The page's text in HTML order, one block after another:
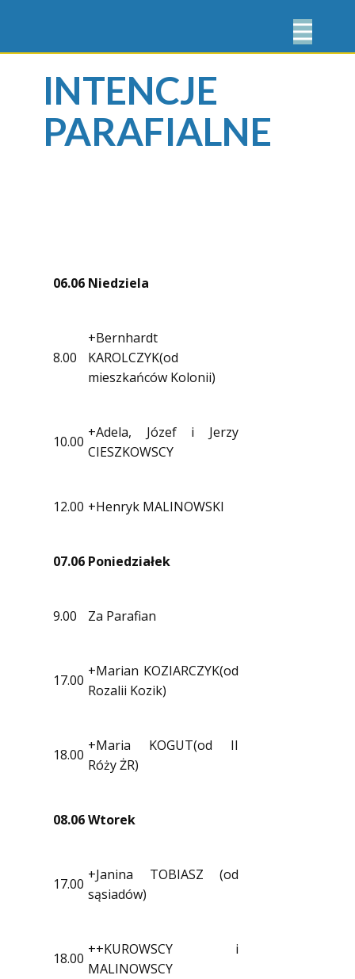
INTENCJE
PARAFIALNE
06.06 Niedziela
8.00
+Bernhardt
KAROLCZYK(od
mieszkańców Kolonii)
10.00
+Adela, Józef i Jerzy
CIESZKOWSCY
12.00 +Henryk MALINOWSKI
07.06 Poniedziałek
9.00 Za Parafian
17.00
+Marian KOZIARCZYK(od
Rozalii Kozik)
18.00
+Maria KOGUT(od II
Róży ŻR)
08.06Wtorek
17.00
+Janina TOBIASZ (od
sąsiadów)
18.00
++KUROWSCY i
MALINOWSCY